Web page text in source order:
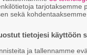
tarjotaksemme
sekä
tietojesi käyttöön
ja tallennamme